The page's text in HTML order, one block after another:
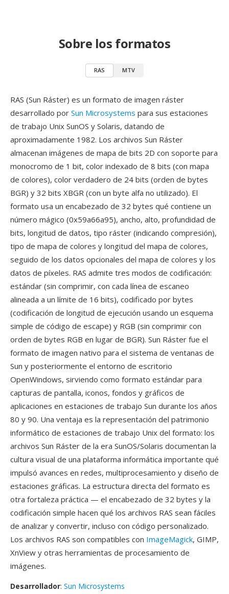
Sobre los formatos
RAS MTV
RAS (Sun Ráster) es un formato de imagen ráster
desarrollado por Sun Microsystems para sus estaciones
de trabajo Unix SunOS y Solaris, datando de
aproximadamente 1982. Los archivos Sun Ráster
almacenan imágenes de mapa de bits 2D con soporte para
monocromo de 1 bit, color indexado de 8 bits (con mapa
de colores), color verdadero de 24 bits (orden de bytes
BGR) y 32 bits XBGR (con un byte alfa no utilizado). El
formato usa un encabezado de 32 bytes qué contiene un
número mágico (0x59a66a95), ancho, alto, profundidad de
bits, longitud de datos, tipo ráster (indicando compresión),
tipo de mapa de colores y longitud del mapa de colores,
seguido de los datos opcionales del mapa de colores y los
datos de píxeles. RAS admite tres modos de codificación:
estándar (sin comprimir, con cada línea de escaneo
alineada a un límite de 16 bits), codificado por bytes
(codificación de longitud de ejecución usando un esquema
simple de código de escape) y RGB (sin comprimir con
orden de bytes RGB en lugar de BGR). Sun Ráster fue el
formato de imagen nativo para el sistema de ventanas de
Sun y posteriormente el entorno de escritorio
OpenWindows, sirviendo como formato estándar para
capturas de pantalla, iconos, fondos y gráficos de
aplicaciones en estaciones de trabajo Sun durante los años
80 y 90. Una ventaja es la representación del patrimonio
informático de estaciones de trabajo Unix del formato: los
archivos Sun Ráster de la era SunOS/Solaris documentan la
cultura visual de una plataforma informática importante qué
impulsó avances en redes, multiprocesamiento y diseño de
estaciones gráficas. La estructura directa del formato es
otra fortaleza práctica — el encabezado de 32 bytes y la
codificación simple hacen qué los archivos RAS sean fáciles
de analizar y convertir, incluso con código personalizado.
Los archivos RAS son compatibles con ImageMagick, GIMP,
XnView y otras herramientas de procesamiento de
imágenes.
Desarrollador: Sun Microsystems